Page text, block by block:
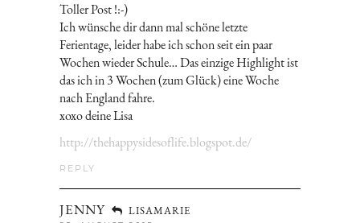
Toller Post !:-)
Ich wünsche dir dann mal schöne letzte
Ferientage, leider habe ich schon seit ein paar
Wochen wieder Schule… Das einzige Highlight ist
das ich in 3 Wochen (zum Glück) eine Woche
nach England fahre.
xoxo deine Lisa
http://thehappysidesoflife.blogspot.de/
REPLY
JENNY LISAMARIE